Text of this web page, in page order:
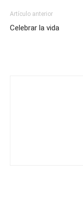
Artículo anterior
Celebrar la vida